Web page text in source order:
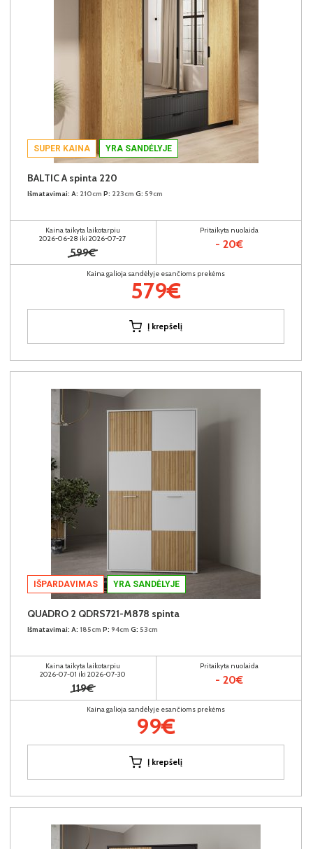
SUPER KAINA YRA SANDĖLYJE
BALTIC A spinta 220
Išmatavimai: A: 210cm P: 223cm G: 59cm
Kaina taikyta laikotarpiu
2026-06-28 iki 2026-07-27
599€
Pritaikyta nuolaida
- 20€
Kaina galioja sandėlyje esančioms prekėms
579€
Į krepšelį
IŠPARDAVIMAS YRA SANDĖLYJE
QUADRO 2 QDRS721-M878 spinta
Išmatavimai: A: 185cm P: 94cm G: 53cm
Kaina taikyta laikotarpiu
2026-07-01 iki 2026-07-30
119€
Pritaikyta nuolaida
- 20€
Kaina galioja sandėlyje esančioms prekėms
99€
Į krepšelį